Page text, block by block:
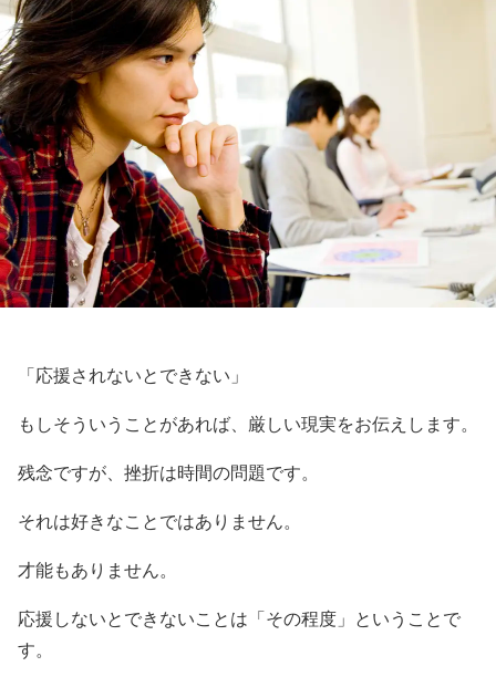
「応援されないとできない」
もしそういうことがあれば、厳しい現実をお伝えします。
残念ですが、挫折は時間の問題です。
それは好きなことではありません。
才能もありません。
応援しないとできないことは「その程度」ということで
す。